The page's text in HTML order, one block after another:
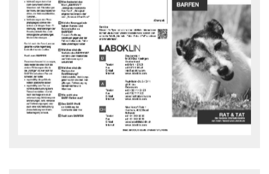
Barfen
Rat und Tat Flyer - downloaden